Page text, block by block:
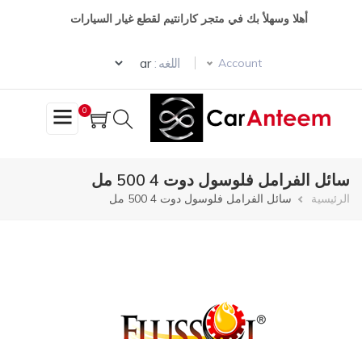
أهلا وسهلأ بك في متجر كارانتيم لقطع غيار السيارات
Account اللغه :
Select your language
0
سائل الفرامل فلوسول دوت 4 500 مل
مسار
الرئيسية سائل الفرامل فلوسول دوت 4 500 مل